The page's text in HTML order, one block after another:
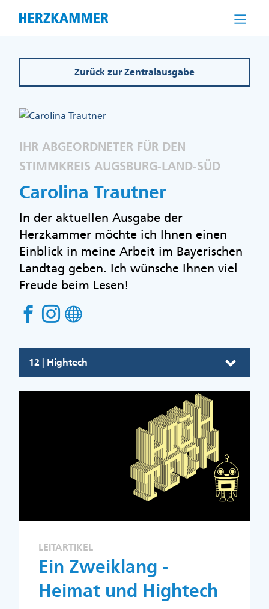
Zurück zur Zentralausgabe
12 | Hightech
IHR ABGEORDNETER FÜR DEN
STIMMKREIS AUGSBURG-LAND-SÜD
Carolina Trautner
In der aktuellen Ausgabe der
Herzkammer möchte ich Ihnen einen
Einblick in meine Arbeit im Bayerischen
Landtag geben. Ich wünsche Ihnen viel
Freude beim Lesen!
LEITARTIKEL
Ein Zweiklang -
Heimat und Hightech